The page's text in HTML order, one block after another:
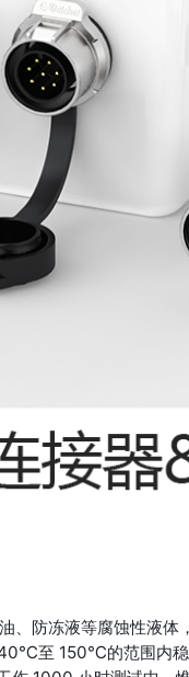
防冻液等腐蚀性液体
至 150℃的范围内